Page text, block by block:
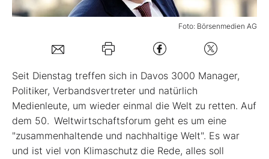
Kontakt
Foto: Börsenmedien AG
Seit Dienstag treffen sich in Davos 3000 Manager,
Politiker, Verbandsvertreter und natürlich
Medienleute, um wieder einmal die Welt zu retten. Auf
dem 50. Weltwirtschaftsforum geht es um eine
"zusammenhaltende und nachhaltige Welt". Es war
und ist viel von Klimaschutz die Rede, alles soll